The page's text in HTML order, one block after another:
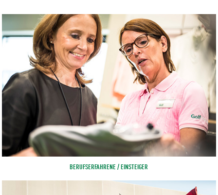
BERUFSERFAHRENE / EINSTEIGER